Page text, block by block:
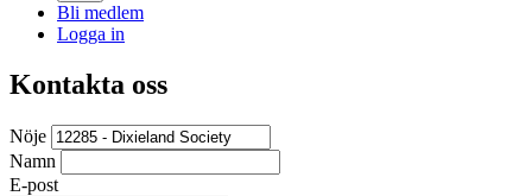
Bli medlem
Logga in
Kontakta oss
Nöje
Namn
E-post